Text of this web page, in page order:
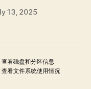
13, 2025
和分区信息
系统使用情况